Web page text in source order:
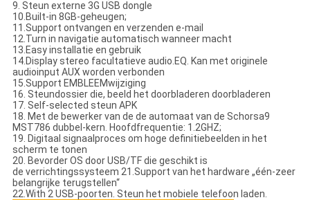
9. Steun externe 3G USB dongle
10.Built-in 8GB-geheugen;
11.Support ontvangen en verzenden e-mail
12.Turn in navigatie automatisch wanneer macht
13.Easy installatie en gebruik
14.Display stereo facultatieve audio.EQ. Kan met originele
audioinput AUX worden verbonden
15.Support EMBLEEMwijziging
16. Steundossier die, beeld het doorbladeren doorbladeren
17. Self-selected steun APK
18. Met de bewerker van de de automaat van de Schorsa9
MST786 dubbel-kern. Hoofdfrequentie: 1.2GHZ;
19. Digitaal signaalproces om hoge definitiebeelden in het
scherm te tonen
20. Bevorder OS door USB/TF die geschikt is
de verrichtingssysteem 21.Support van het hardware „één-zeer
belangrijke terugstellen“
22.With 2 USB-poorten. Steun het mobiele telefoon laden.